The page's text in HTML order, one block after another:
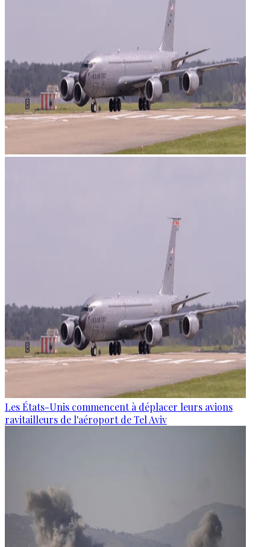
Les États-Unis commencent à déplacer leurs avions
ravitailleurs de l'aéroport de Tel Aviv